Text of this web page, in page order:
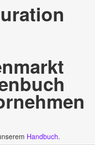
Handbuch.